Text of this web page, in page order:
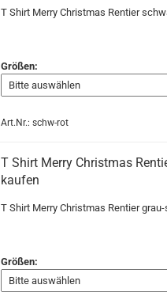
T Shirt Merry Christmas Rentier
Größen:
Art.Nr.: schw-rot
T Shirt Merry Christmas
kaufen
T Shirt Merry Christmas Rentier
Größen: